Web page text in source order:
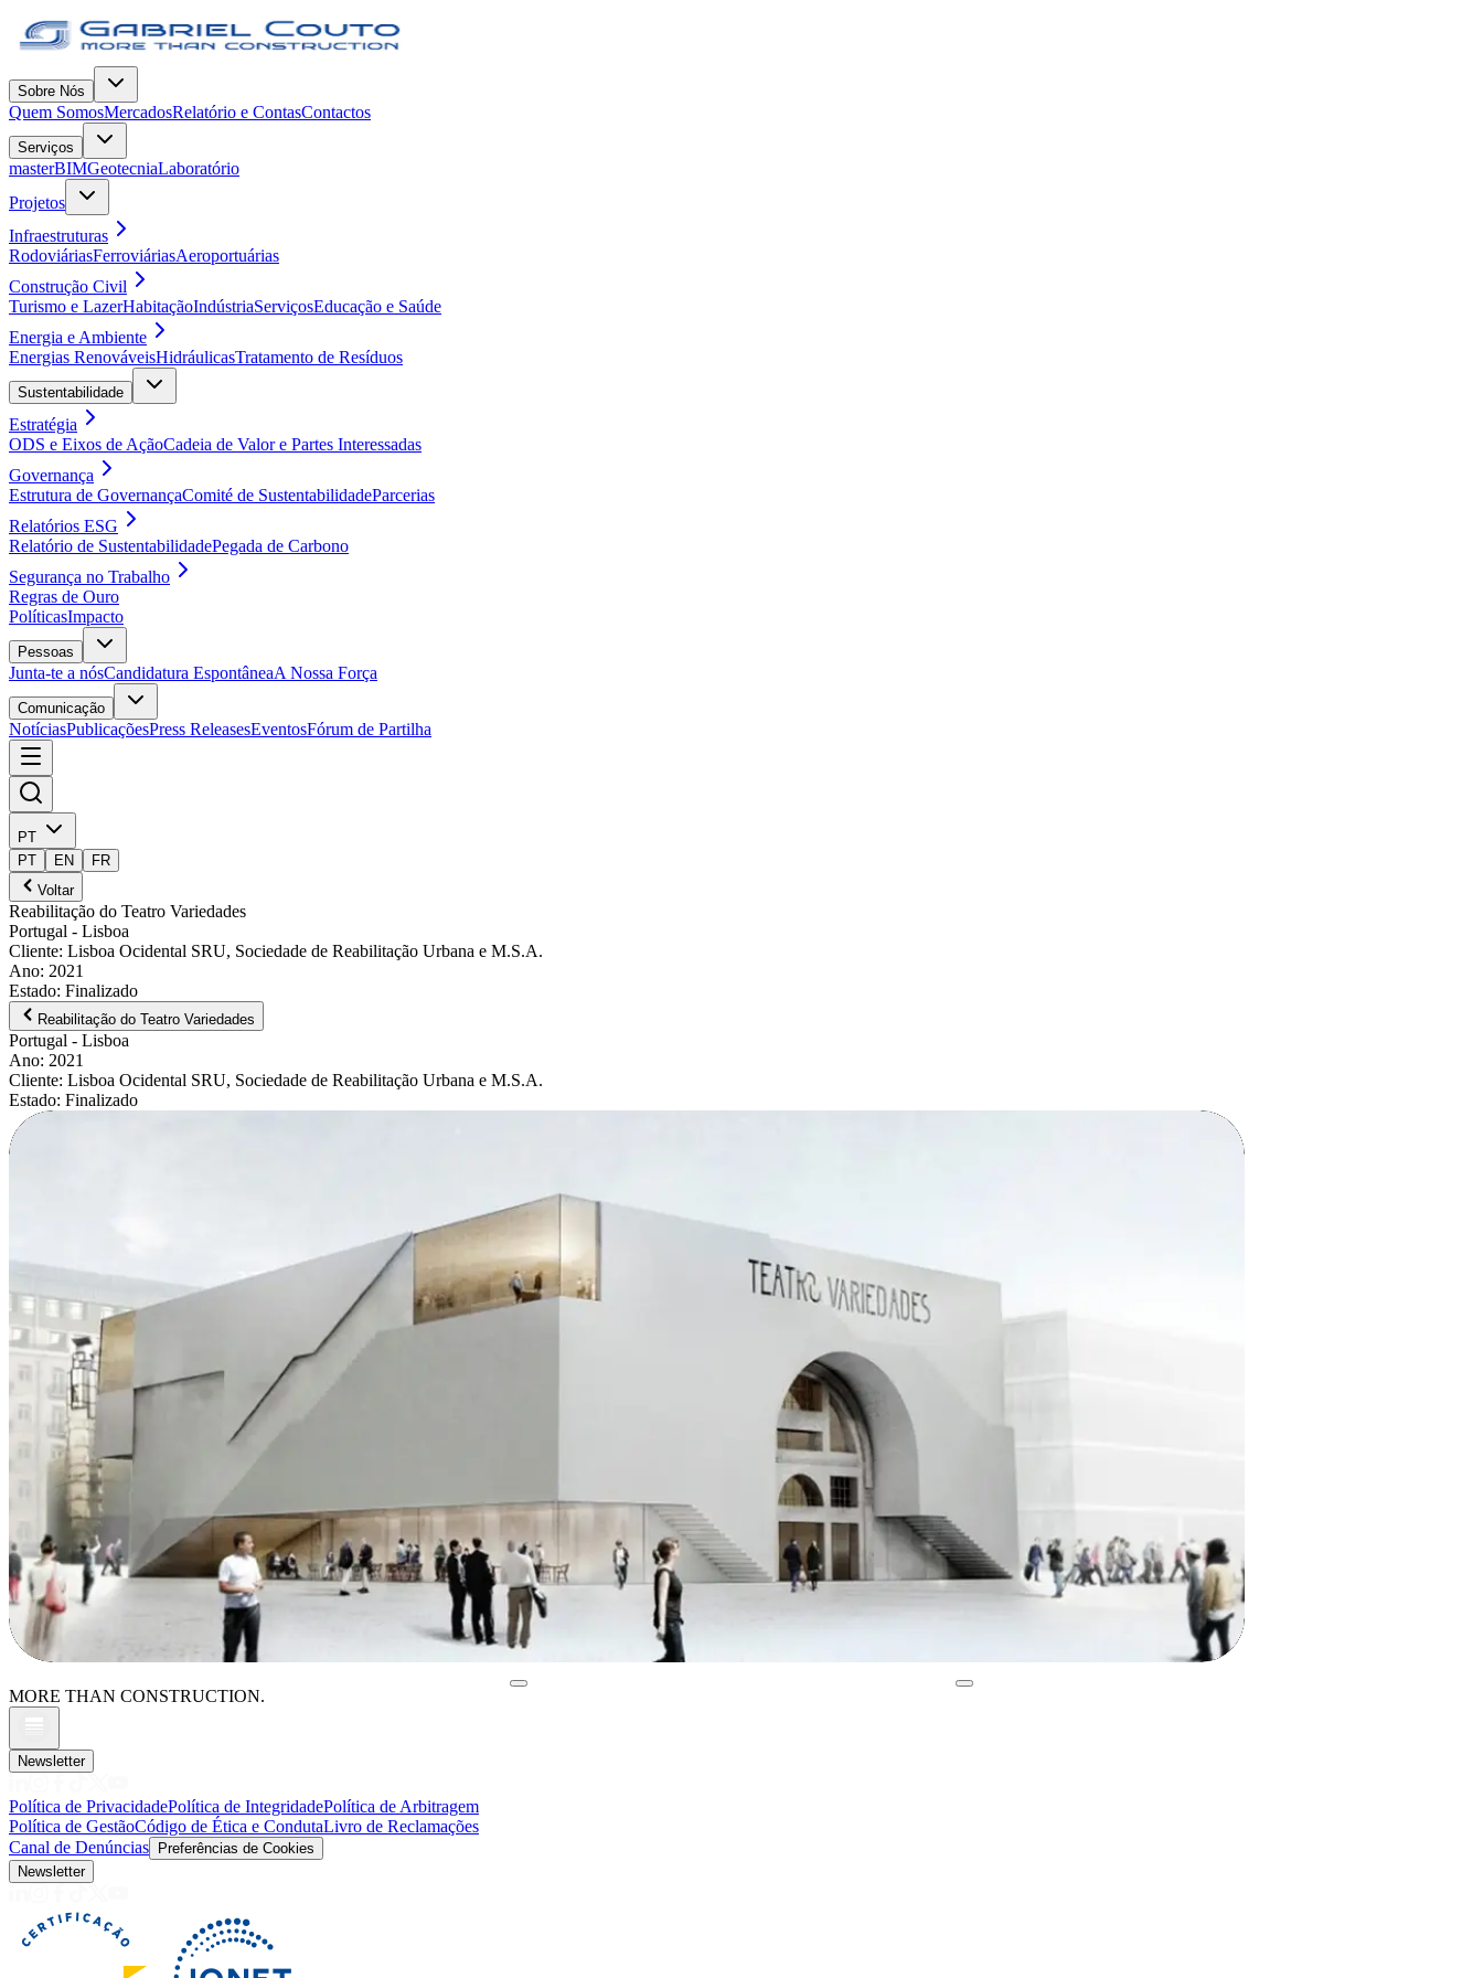
Sobre Nós
Quem SomosMercadosRelatório e ContasContactos
Serviços
masterBIMGeotecniaLaboratório
Projetos
Infraestruturas
RodoviáriasFerroviáriasAeroportuárias
Construção Civil
Turismo e LazerHabitaçãoIndústriaServiçosEducação e Saúde
Energia e Ambiente
Energias RenováveisHidráulicasTratamento de Resíduos
Sustentabilidade
Estratégia
ODS e Eixos de AçãoCadeia de Valor e Partes Interessadas
Governança
Estrutura de GovernançaComité de SustentabilidadeParcerias
Relatórios ESG
Relatório de SustentabilidadePegada de Carbono
Segurança no Trabalho
Regras de Ouro
PolíticasImpacto
Pessoas
Junta-te a nósCandidatura EspontâneaA Nossa Força
Comunicação
NotíciasPublicaçõesPress ReleasesEventosFórum de Partilha
PT
PT
EN
FR
Voltar
Reabilitação do Teatro Variedades
Portugal - Lisboa
Cliente: Lisboa Ocidental SRU, Sociedade de Reabilitação Urbana e M.S.A.
Ano: 2021
Estado: Finalizado
Reabilitação do Teatro Variedades
Portugal - Lisboa
Ano: 2021
Cliente: Lisboa Ocidental SRU, Sociedade de Reabilitação Urbana e M.S.A.
Estado: Finalizado
MORE THAN CONSTRUCTION.
Newsletter
Política de PrivacidadePolítica de IntegridadePolítica de Arbitragem
Política de GestãoCódigo de Ética e CondutaLivro de Reclamações
Canal de Denúncias
Preferências de Cookies
Newsletter